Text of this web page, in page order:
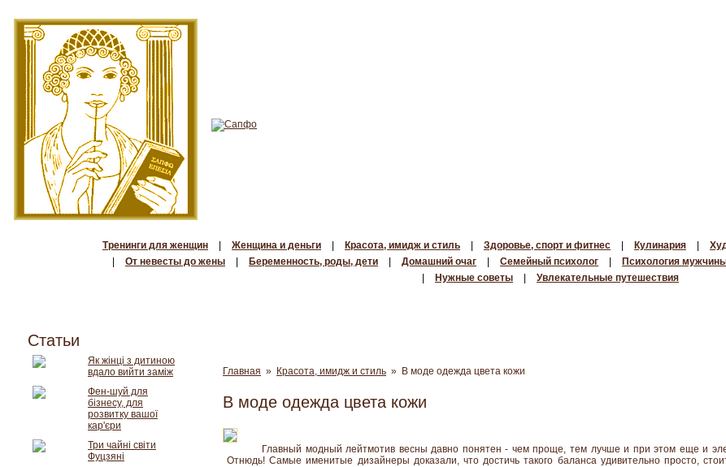
Тренинги для женщин Женщина и деньги Красота, имидж и стиль Здоровье, спорт и фитнес Кулинария
От невесты до жены Беременность, роды, дети Домашний очаг Семейный психолог Психология
Нужные советы Увлекательные путешествия
Главная » Красота, имидж и стиль » В моде одежда цвета кожи
В моде одежда цвета кожи
Главный модный лейтмотив весны давно понятен - чем проще, тем лучше и при этом еще и
Отнюдь! Самые именитые дизайнеры доказали, что достичь такого баланса удивительно просто,
Статьи
Як жінці з дитиною
вдало вийти заміж
Фен-шуй для
бізнесу, для
розвитку вашої
кар'єри
Три чайні світи
Фуцзяні